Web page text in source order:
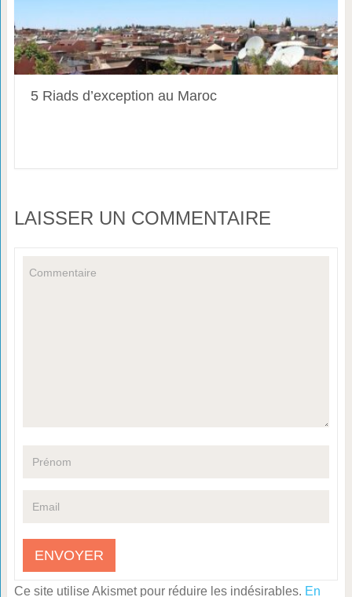
5 Riads d’exception au Maroc
LAISSER UN COMMENTAIRE
Ce site utilise Akismet pour réduire les indésirables. En